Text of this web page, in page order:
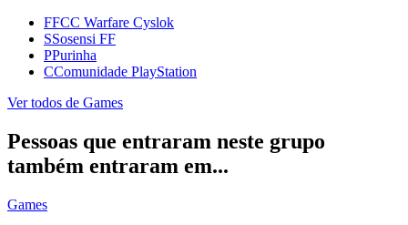
FFCC Warfare Cyslok
SSosensi FF
PPurinha
CComunidade PlayStation
Ver todos de Games
Pessoas que entraram neste grupo
também entraram em...
Games